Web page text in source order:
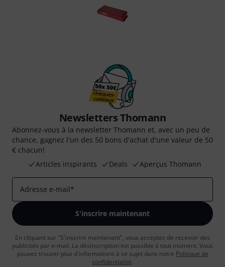
Newsletters Thomann
Abonnez-vous à la newsletter Thomann et, avec un peu de
chance, gagnez l'un des 50 bons d'achat d'une valeur de 50
€ chacun!
Articles inspirants
Deals Aperçus Thomann
Adresse e-mail*
S'inscrire maintenant
En cliquant sur "S'inscrire maintenant", vous acceptez de recevoir des
publicités par e-mail. La désinscription est possible à tout moment. Vous
pouvez trouver plus d'informations à ce sujet dans notre Politique de
confidentialité.